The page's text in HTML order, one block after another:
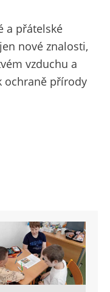
a přátelské
nové znalosti,
vzduchu a
ochraně přírody